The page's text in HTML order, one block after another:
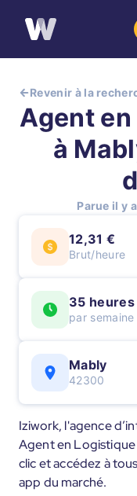
Revenir à la
Agent
à
Parue il y
12,31 €
Brut/heure
35 heures
par semaine
Mably
42300
Iziwork, l'agence
Agent en
clic et accédez à
app du marché.